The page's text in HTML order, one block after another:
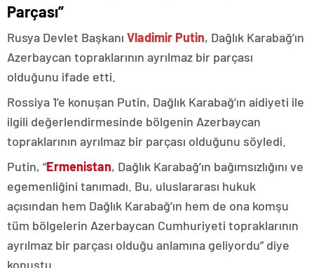
Parçası”
Rusya Devlet Başkanı Vladimir Putin, Dağlık Karabağ’ın
Azerbaycan topraklarının ayrılmaz bir parçası
olduğunu ifade etti.
Rossiya 1’e konuşan Putin, Dağlık Karabağ’ın aidiyeti ile
ilgili değerlendirmesinde bölgenin Azerbaycan
topraklarının ayrılmaz bir parçası olduğunu söyledi.
Putin, “Ermenistan, Dağlık Karabağ’ın bağımsızlığını ve
egemenliğini tanımadı. Bu, uluslararası hukuk
açısından hem Dağlık Karabağ’ın hem de ona komşu
tüm bölgelerin Azerbaycan Cumhuriyeti topraklarının
ayrılmaz bir parçası olduğu anlamına geliyordu” diye
konuştu.